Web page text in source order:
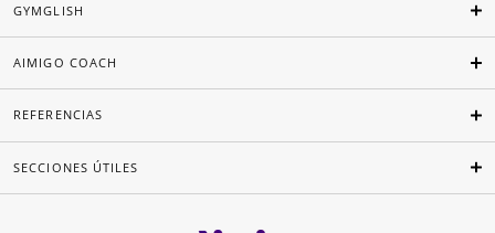
GYMGLISH
AIMIGO COACH
REFERENCIAS
SECCIONES ÚTILES